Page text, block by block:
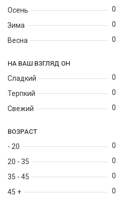
Осень
Зима
Весна
0
0
0
НА ВАШ ВЗГЛЯД ОН
Сладкий
Терпкий
Свежий
0
0
0
ВОЗРАСТ
- 20
20 - 35
35 - 45
45 +
0
0
0
0